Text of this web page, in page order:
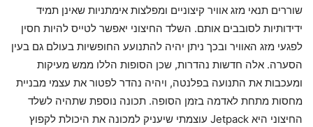
שוררים תנאי מזג אוויר קיצוניים ומפלצות אימתניות שאינן תמיד
ידידותיות לסובבים אותם. השלד החיצוני יאפשר לטייס להיות חסין
לפגעי מזג האוויר ובכך ניתן יהיה להתנועע החופשיות בעולם גם בעין
הסערה. אלה חדשות נהדרות, שכן הסופות הללו ממש מעיקות
ומעכבות את התנועה בפלנטה, ויהיה נהדר לפטור את עצמי מבניית
מחסות מתחת לאדמה בזמן הסופה. תכונה נוספת שתהיה לשלד
החיצוני היא Jetpack עוצמתי שיעניק למכונה את היכולת לקפוץ